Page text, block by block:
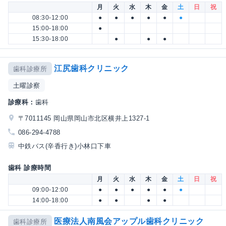
月 火 水 木 金 土 日
祝
08:30-12:00
● ● ● ● ●
●
15:00-18:00
●
15:30-18:00
● ● ●
歯科診療所 江尻歯科クリニック
土曜診察
診療科： 歯科
〒7011145 岡山県岡山市北区横井上1327-1
086-294-4788
中鉄バス(辛香行き)小林口下車
歯科 診療時間
月 火 水 木 金 土 日
祝
09:00-12:00
● ● ● ● ●
●
14:00-18:00
● ● ● ●
歯科診療所 医療法人南風会アップル歯科クリニック